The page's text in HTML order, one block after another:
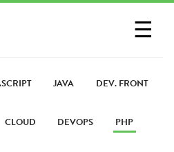
☰
UN LIENJAVA DEV. FRONT
CLOUD DEVOPS PHP